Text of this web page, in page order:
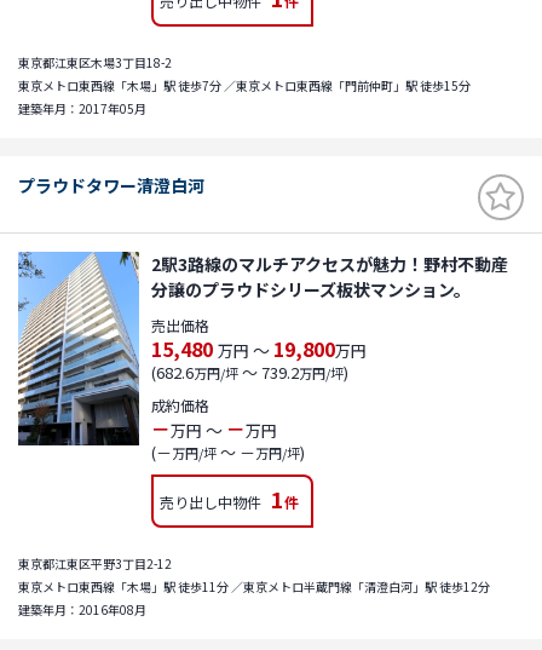
東京都江東区木場3丁目18-2
東京メトロ東西線「木場」駅 徒歩7分 ／東京メトロ東西線「門前仲町」駅 徒歩15分
建築年月：2017年05月
プラウドタワー清澄白河
2駅3路線のマルチアクセスが魅力！野村不動産
分譲のプラウドシリーズ板状マンション。
売出価格
15,480 万円 ～ 19,800万円
(682.6万円/坪～ 739.2万円/坪)
成約価格
－万円 ～ －万円
(－万円/坪～ －万円/坪)
売り出し中物件 1件
東京都江東区平野3丁目2-12
東京メトロ東西線「木場」駅 徒歩11分 ／東京メトロ半蔵門線「清澄白河」駅 徒歩12分
建築年月：2016年08月